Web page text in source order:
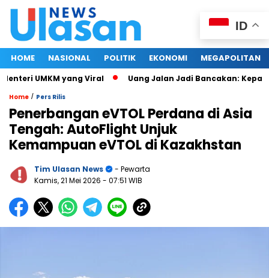
HOME NASIONAL POLITIK EKONOMI MEGAPOLITAN
UMKM yang Viral Uang Jalan Jadi Bancakan: Kepala
Home / Pers Rilis
Penerbangan eVTOL Perdana di Asia
Tengah: AutoFlight Unjuk
Kemampuan eVTOL di Kazakhstan
Tim Ulasan News
- Pewarta
Kamis, 21 Mei 2026 - 07:51 WIB
ID